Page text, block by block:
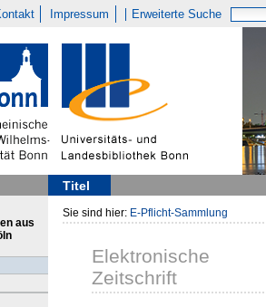
Impressum Erweiterte Suche
Titel
aus
Sie sind hier: E-Pflicht-Sammlung
Elektronische
Zeitschrift